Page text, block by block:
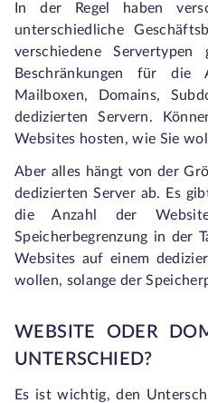
In der Regel haben
unterschiedliche
verschiedene
Beschränkungen für die
Mailboxen, Domains,
dedizierten Servern.
Websites hosten, wie Sie
Aber alles hängt von der
dedizierten Server ab. Es
die Anzahl der
Speicherbegrenzung in der
Websites auf einem
wollen, solange der
WEBSITE ODER
UNTERSCHIED?
Es ist wichtig, den